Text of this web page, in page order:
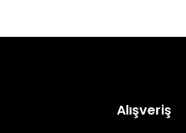
Alışveriş